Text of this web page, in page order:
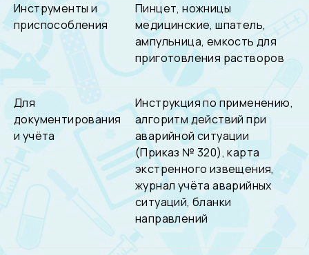
Инструменты и
приспособления
Пинцет, ножницы
медицинские, шпатель,
ампульница, емкость для
приготовления растворов
Для
документирования
и учёта
Инструкция по применению,
алгоритм действий при
аварийной ситуации
(Приказ № 320), карта
экстренного извещения,
журнал учёта аварийных
ситуаций, бланки
направлений